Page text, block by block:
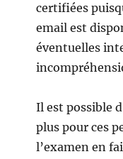
certifiées
email est
éventuelles
Il est possible
plus pour ces
l’examen en